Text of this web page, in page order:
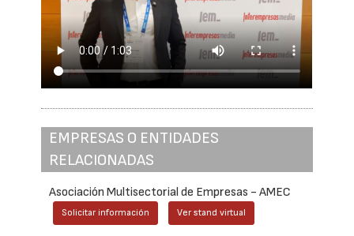
EMPRESAS O ENTIDADES
RELACIONADAS
Asociación Multisectorial de Empresas - AMEC
Solicitar información Ver stand virtual